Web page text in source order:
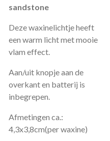
sandstone
Deze waxinelichtje heeft
een warm licht met mooie
vlam effect.
Aan/uit knopje aan de
overkant en batterij is
inbegrepen.
Afmetingen ca.:
4,3x3,8cm(per waxine)